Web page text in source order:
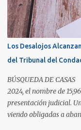
que espera la mejor
aquellos que pueden
comprometidos. La
medida que aumenta
los que ingresaron al
por ciento para las
Los Desalojos
del Tribunal del
BÚSQUEDA DE
2024, el nombre de
presentación judicial.
viendo obligadas a